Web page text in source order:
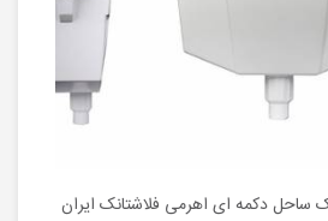
ساحل دکمه ای اهرمی فلاشتانک ایران